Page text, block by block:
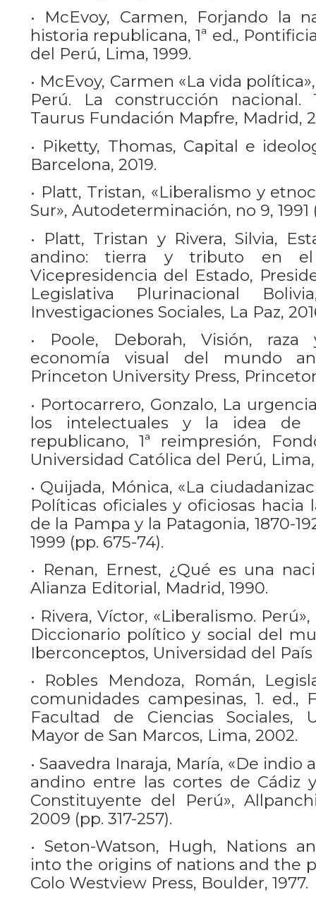
• McEvoy, Carmen, Forjando la
historia republicana, 1ª ed.,
del Perú, Lima, 1999.
• McEvoy, Carmen «La vida
Perú. La construcción nacional.
Taurus Fundación Mapfre, Madrid,
• Piketty, Thomas, Capital e
Barcelona, 2019.
• Platt, Tristan, «Liberalismo y
Sur», Autodeterminación, no 9, 1991
• Platt, Tristan y Rivera, Silvia,
andino: tierra y tributo en
Vicepresidencia del Estado,
Legislativa Plurinacional
Investigaciones Sociales, La Paz,
• Poole, Deborah, Visión,
economía visual del mundo
Princeton University Press,
• Portocarrero, Gonzalo, La
los intelectuales y la idea de
republicano, 1ª reimpresión,
Universidad Católica del Perú, Lima,
• Quijada, Mónica, «La
Políticas oficiales y oficiosas
de la Pampa y la Patagonia, 1870-
1999 (pp. 675-74).
• Renan, Ernest, ¿Qué es una
Alianza Editorial, Madrid, 1990.
• Rivera, Víctor, «Liberalismo.
Diccionario político y social del
Iberconceptos, Universidad del
• Robles Mendoza, Román,
comunidades campesinas, 1. ed.,
Facultad de Ciencias Sociales,
Mayor de San Marcos, Lima, 2002.
• Saavedra Inaraja, María, «De
andino entre las cortes de Cádiz
Constituyente del Perú»,
2009 (pp. 317-257).
• Seton-Watson, Hugh, Nations
into the origins of nations and the
Colo Westview Press, Boulder, 1977.